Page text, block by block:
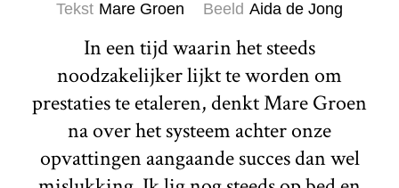
Tekst Mare Groen Beeld Aida de Jong
In een tijd waarin het steeds
noodzakelijker lijkt te worden om
prestaties te etaleren, denkt Mare Groen
na over het systeem achter onze
opvattingen aangaande succes dan wel